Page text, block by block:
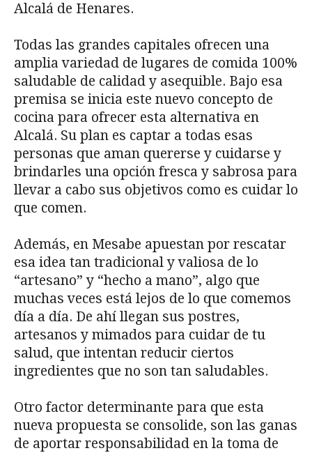
Alcalá de Henares.
Todas las grandes capitales ofrecen una
amplia variedad de lugares de comida 100%
saludable de calidad y asequible. Bajo esa
premisa se inicia este nuevo concepto de
cocina para ofrecer esta alternativa en
Alcalá. Su plan es captar a todas esas
personas que aman quererse y cuidarse y
brindarles una opción fresca y sabrosa para
llevar a cabo sus objetivos como es cuidar lo
que comen.
Además, en Mesabe apuestan por rescatar
esa idea tan tradicional y valiosa de lo
“artesano” y “hecho a mano”, algo que
muchas veces está lejos de lo que comemos
día a día. De ahí llegan sus postres,
artesanos y mimados para cuidar de tu
salud, que intentan reducir ciertos
ingredientes que no son tan saludables.
Otro factor determinante para que esta
nueva propuesta se consolide, son las ganas
de aportar responsabilidad en la toma de